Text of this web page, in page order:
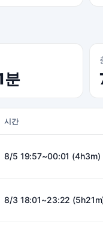
분
시간
8/5 19:57~00:01 (4h3m)
8/3 18:01~23:22